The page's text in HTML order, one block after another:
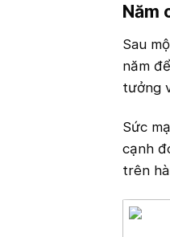
Năm
Sau
năm
tưởng
Sức
cạnh
trên